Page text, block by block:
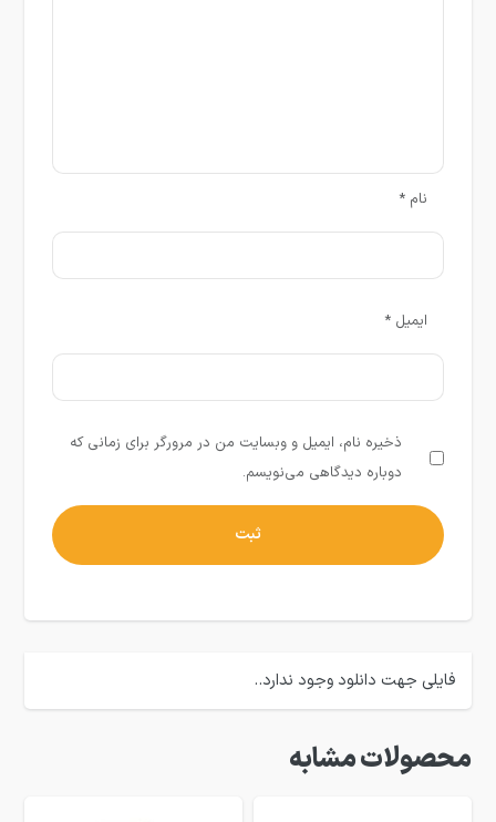
نام*
ایمیل*
ذخیره نام، ایمیل و وبسایت من در مرورگر برای زمانی که
دوباره دیدگاهی می‌نویسم.
فایلی جهت دانلود وجود ندارد..
محصولات مشابه